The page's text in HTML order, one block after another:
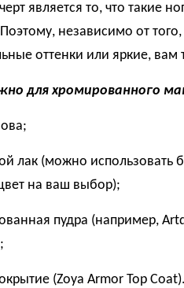
является то, что такие
независимо от
оттенки или яркие, вам
для хромированного
лак (можно использовать
на ваш выбор);
пудра (например,
(Zoya Armor Top Coat).